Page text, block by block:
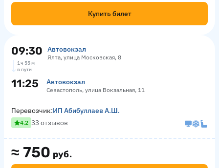
Купить билет
09:30 Автовокзал
Ялта, улица Московская, 8
1 ч 55 м
в пути
11:25 Автовокзал
Севастополь, улица Вокзальная, 11
≈ 750 руб.
Перевозчик:ИП Абибуллаев А.Ш.
4.2 33 отзывов